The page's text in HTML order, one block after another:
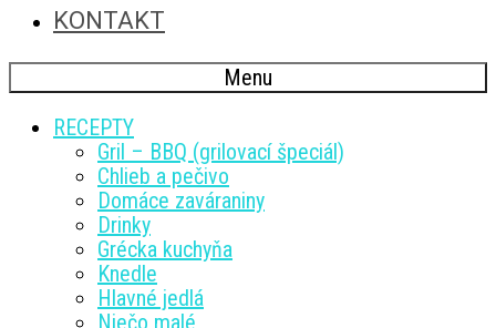
KONTAKT
Menu
RECEPTY
Gril – BBQ (grilovací špeciál)
Chlieb a pečivo
Domáce zaváraniny
Drinky
Grécka kuchyňa
Knedle
Hlavné jedlá
Niečo malé